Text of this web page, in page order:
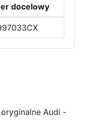
docelowy
Audi -